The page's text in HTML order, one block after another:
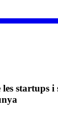
startups i